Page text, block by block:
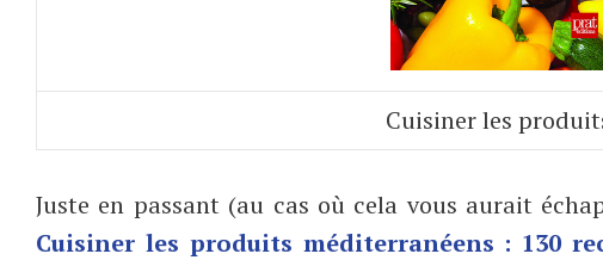
Cuisiner les
Juste en passant (au cas où cela vous aurait
Cuisiner les produits méditerranéens : 130